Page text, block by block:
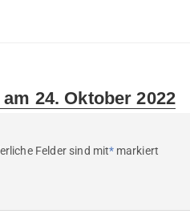
24. Oktober 2022
Felder sind mit*markiert